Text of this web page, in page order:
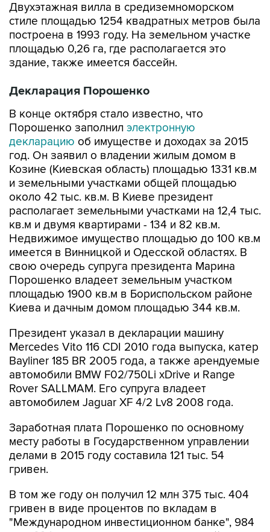
Двухэтажная вилла в средиземноморском
стиле площадью 1254 квадратных метров была
построена в 1993 году. На земельном участке
площадью 0,26 га, где располагается это
здание, также имеется бассейн.
Декларация Порошенко
В конце октября стало известно, что
Порошенко заполнил электронную
декларацию об имуществе и доходах за 2015
год. Он заявил о владении жилым домом в
Козине (Киевская область) площадью 1331 кв.м
и земельными участками общей площадью
около 42 тыс. кв.м. В Киеве президент
располагает земельными участками на 12,4 тыс.
кв.м и двумя квартирами - 134 и 82 кв.м.
Недвижимое имущество площадью до 100 кв.м
имеется в Винницкой и Одесской областях. В
свою очередь супруга президента Марина
Порошенко владеет земельным участком
площадью 1900 кв.м в Бориспольском районе
Киева и дачным домом площадью 344 кв.м.
Президент указал в декларации машину
Mercedes Vito 116 CDI 2010 года выпуска, катер
Bayliner 185 BR 2005 года, а также арендуемые
автомобили BMW F02/750Li xDrive и Range
Rover SALLMAM. Его супруга владеет
автомобилем Jaguar XF 4/2 Lv8 2008 года.
Заработная плата Порошенко по основному
месту работы в Государственном управлении
делами в 2015 году составила 121 тыс. 54
гривен.
В том же году он получил 12 млн 375 тыс. 404
гривен в виде процентов по вкладам в
"Международном инвестиционном банке", 984